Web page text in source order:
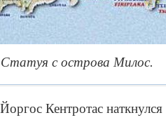
Статуя с острова Милос.
Кентротас